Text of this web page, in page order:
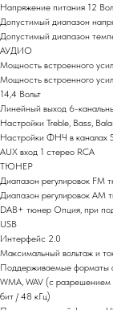
Напряжение питания 12
Допустимый диапазон
Допустимый диапазон
АУДИО
Мощность встроенного
Мощность встроенного
14,4 Вольт
Линейный выход 6-
Настройки Treble, Bass,
Настройки ФНЧ в каналах
AUX вход 1 стерео RCA
ТЮНЕР
Диапазон регулировок
Диапазон регулировок
DAB+ тюнер Опция, при
USB
Интерфейс 2.0
Максимальный вольтаж и
Поддерживаемые форматы
WMA, WAV (с
бит / 48 кГц)